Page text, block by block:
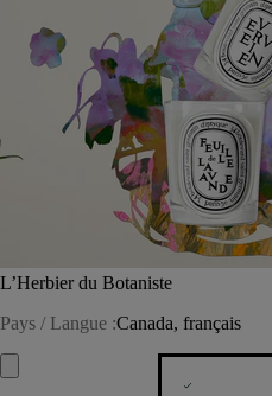
L’Herbier du Botaniste
Pays / Langue :Canada, français